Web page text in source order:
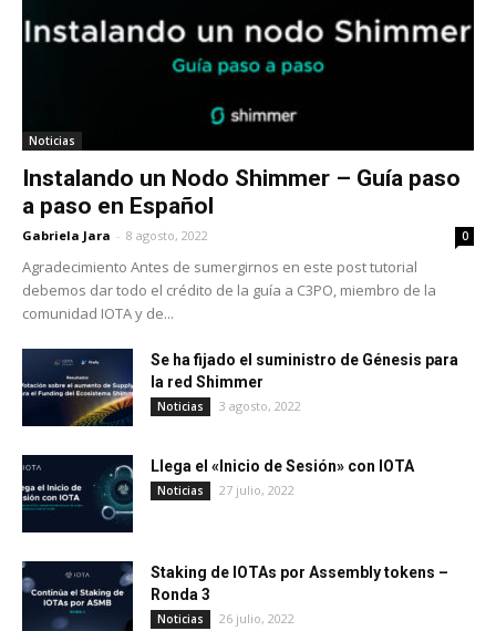
Noticias
Instalando un Nodo Shimmer – Guía paso
a paso en Español
Gabriela Jara - 8 agosto, 2022 0
Agradecimiento Antes de sumergirnos en este post tutorial
debemos dar todo el crédito de la guía a C3PO, miembro de la
comunidad IOTA y de...
Se ha fijado el suministro de Génesis para
la red Shimmer
Noticias 3 agosto, 2022
Llega el «Inicio de Sesión» con IOTA
Noticias 27 julio, 2022
Staking de IOTAs por Assembly tokens –
Ronda 3
Noticias 26 julio, 2022